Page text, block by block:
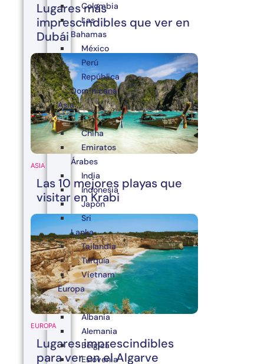
Lugares más
imprescindibles que ver en
Dubái
ASIA
Las 10 mejores playas que
visitar en Krabi
EUROPA
Lugares imprescindibles
para ver en el Algarve
Colombia
Las
Bahamas
México
Perú
República
Dominicana
Asia
China
Emiratos
Árabes
India
Indonesia
Japón
Sri
Lanka
Tailandia
Turquía
Vietnam
Europa
Albania
Alemania
Bélgica
Eslovenia